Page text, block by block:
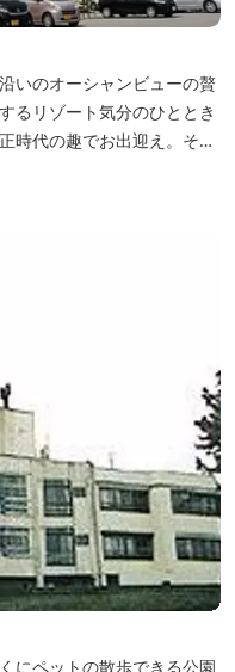
いのオーシャンビューの贅
るリゾート気分のひととき
時代の趣でお出迎え。そし
湯｣は、趣向を凝らした七
料の貸切風呂としてご利用
にペットの散歩できる公園